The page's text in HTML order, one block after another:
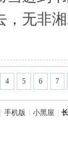
无非
4 5 6 7
手机版 小黑屋